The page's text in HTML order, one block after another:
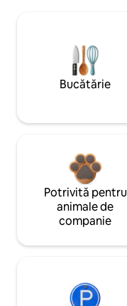
Bucătărie
Potrivită pentru
animale de
companie